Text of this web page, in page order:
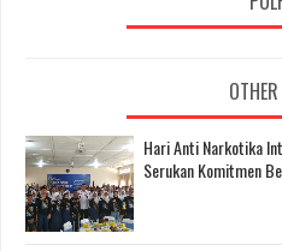
Hari Anti Narkotika
Serukan Komitmen